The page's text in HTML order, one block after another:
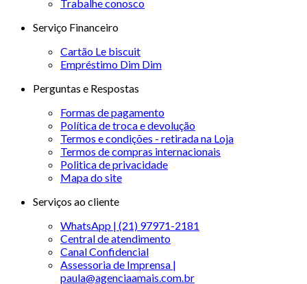
Trabalhe conosco
Serviço Financeiro
Cartão Le biscuit
Empréstimo Dim Dim
Perguntas e Respostas
Formas de pagamento
Política de troca e devolução
Termos e condições - retirada na Loja
Termos de compras internacionais
Politica de privacidade
Mapa do site
Serviços ao cliente
WhatsApp | (21) 97971-2181
Central de atendimento
Canal Confidencial
Assessoria de Imprensa |
paula@agenciaamais.com.br